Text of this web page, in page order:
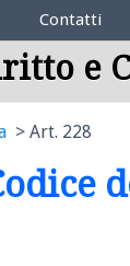
Contatti
e
Art. 228